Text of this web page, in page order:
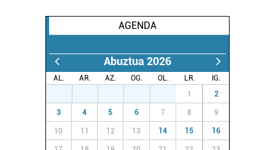
AGENDA
Abuztua 2026
AL. AR. AZ. OG. OL. LR.
IG.
1 2
3 4 5 6 7 8 9
10 11 12 13 14 15 16